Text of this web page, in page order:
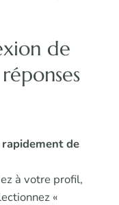
de
de
à votre profil,
«